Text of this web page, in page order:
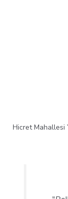
Hicret Mahallesi